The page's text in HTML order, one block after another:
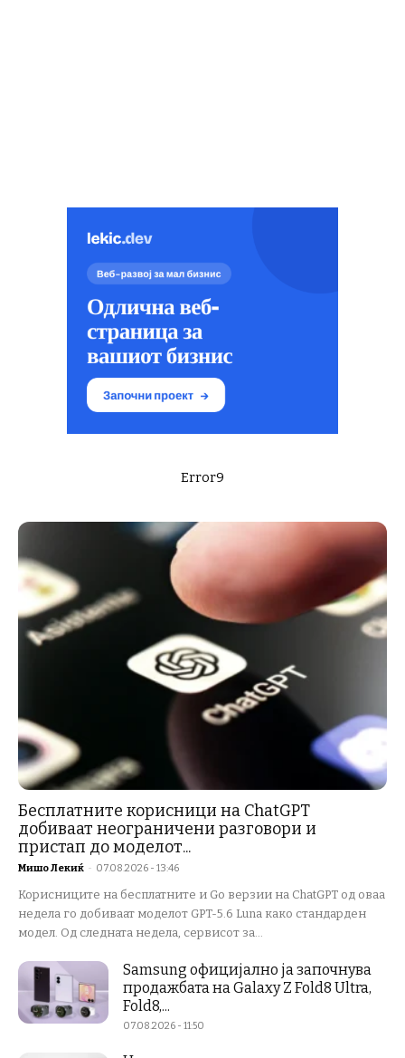
Error9
Бесплатните корисници на ChatGPT
добиваат неограничени разговори и
пристап до моделот...
Мишо Лекиќ - 07.08.2026 - 13:46
Корисниците на бесплатните и Go верзии на ChatGPT од оваа
недела го добиваат моделот GPT-5.6 Luna како стандарден
модел. Од следната недела, сервисот за...
Samsung официјално ја започнува
продажбата на Galaxy Z Fold8 Ultra,
Fold8,...
07.08.2026 - 11:50